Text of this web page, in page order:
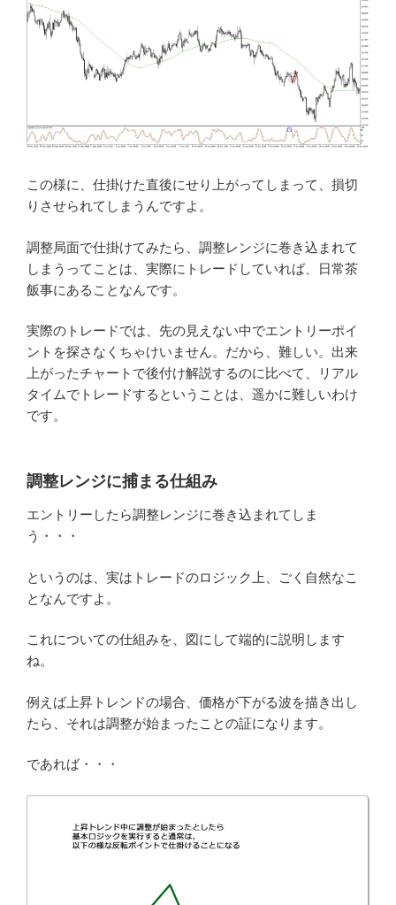
この様に、仕掛けた直後にせり上がってしまって、損切
りさせられてしまうんですよ。
調整局面で仕掛けてみたら、調整レンジに巻き込まれて
しまうってことは、実際にトレードしていれば、日常茶
飯事にあることなんです。
実際のトレードでは、先の見えない中でエントリーポイ
ントを探さなくちゃけいません。だから、難しい。出来
上がったチャートで後付け解説するのに比べて、リアル
タイムでトレードするということは、遥かに難しいわけ
です。
調整レンジに捕まる仕組み
エントリーしたら調整レンジに巻き込まれてしま
う・・・
というのは、実はトレードのロジック上、ごく自然なこ
となんですよ。
これについての仕組みを、図にして端的に説明します
ね。
例えば上昇トレンドの場合、価格が下がる波を描き出し
たら、それは調整が始まったことの証になります。
であれば・・・